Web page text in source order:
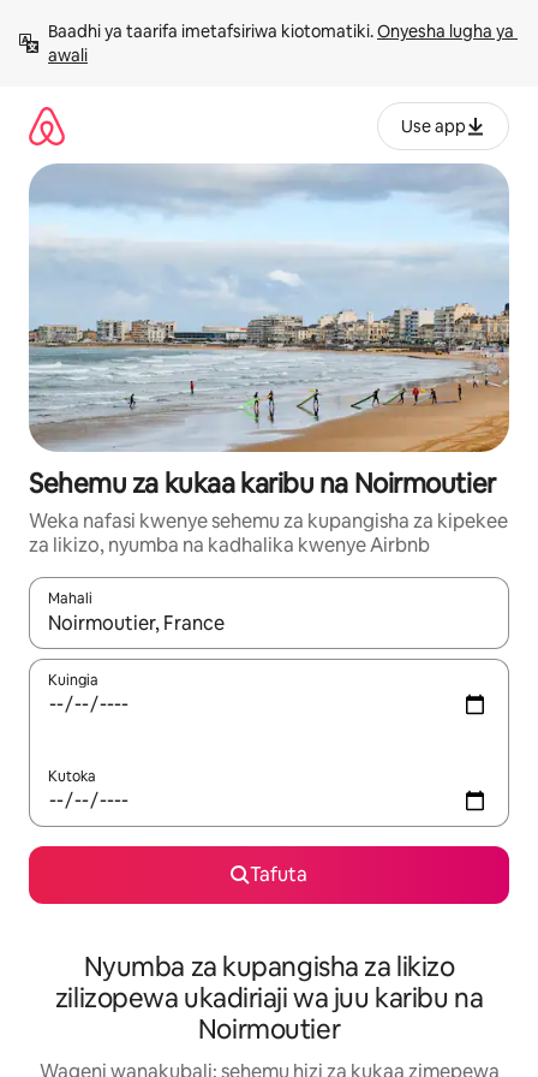
kwenda
kwenye
Baadhi ya taarifa imetafsiriwa kiotomatiki. Onyesha lugha ya
awali
Use app
Sehemu za kukaa karibu na Noirmoutier
Weka nafasi kwenye sehemu za kupangisha za kipekee
za likizo, nyumba na kadhalika kwenye Airbnb
Mahali
Wakati matokeo yanapatikana, vinjari kwa kutumia vitufe vya
Kuingia
Kutoka
Tafuta
Nyumba za kupangisha za likizo
zilizopewa ukadiriaji wa juu karibu na
Noirmoutier
Wageni wanakubali: sehemu hizi za kukaa zimepewa